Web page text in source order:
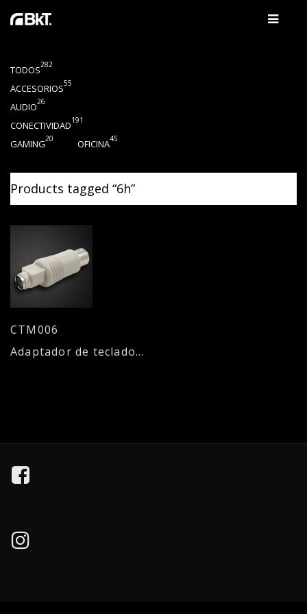
TODOS282
ACCESORIOS55
AUDIO26
CONECTIVIDAD191
GAMING20 OFICINA45
Products tagged “6h”
CTM006
Adaptador de teclado (PS/2-AT) - 6H / 5M